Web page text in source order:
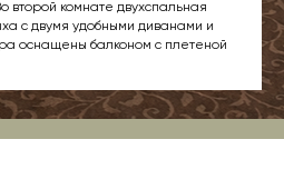
второй комнате двухспальная
с двумя удобными диванами и
оснащены балконом с плетеной